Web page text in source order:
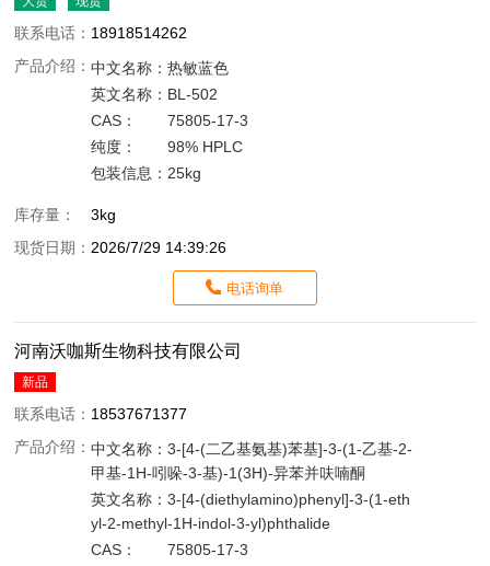
联系电话： 18918514262
产品介绍：中文名称：热敏蓝色
英文名称： BL-502
CAS：
75805-17-3
纯度：
98% HPLC
包装信息： 25kg
库存量：
3kg
现货日期： 2026/7/29 14:39:26
电话询单
河南沃咖斯生物科技有限公司
新品
联系电话： 18537671377
产品介绍：中文名称：3-[4-(二乙基氨基)苯基]-3-(1-乙基-2-
甲基-1H-吲哚-3-基)-1(3H)-异苯并呋喃酮
英文名称：3-[4-(diethylamino)phenyl]-3-(1-eth
yl-2-methyl-1H-indol-3-yl)phthalide
CAS：
75805-17-3